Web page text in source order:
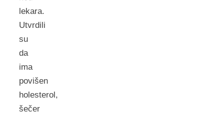
lekara.
Utvrdili
su
da
ima
povišen
holesterol,
šečer